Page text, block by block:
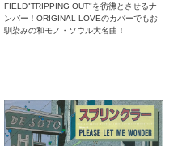
FIELD"TRIPPING OUT"を彷彿とさせるナ
ンバー！ORIGINAL LOVEのカバーでもお
馴染みの和モノ・ソウル大名曲！